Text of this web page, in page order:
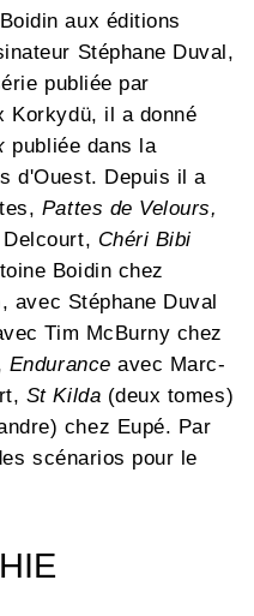
aux éditions
Stéphane Duval,
publiée par
Korkydü, il a donné
publiée dans la
d'Ouest. Depuis il a
Pattes de Velours,
Chéri Bibi
Boidin chez
avec Stéphane Duval
Tim McBurny chez
Enduranceavec Marc-
St Kilda (deux tomes)
chez Eupé. Par
scénarios pour le